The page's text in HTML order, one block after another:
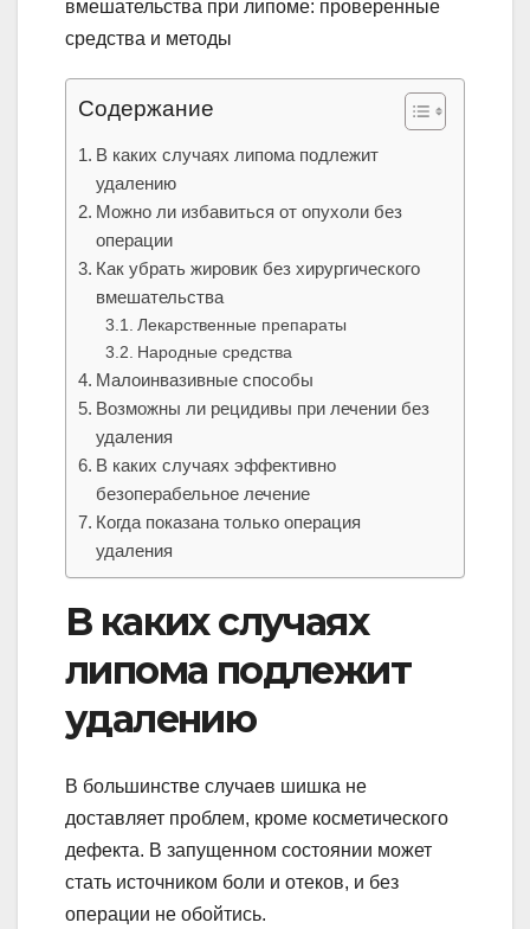
Содержание
В каких случаях липома подлежит
удалению
Можно ли избавиться от опухоли без
операции
Как убрать жировик без хирургического
вмешательства
Лекарственные препараты
Народные средства
Малоинвазивные способы
Возможны ли рецидивы при лечении без
удаления
В каких случаях эффективно
безоперабельное лечение
Когда показана только операция
удаления
В каких случаях
липома подлежит
удалению
В большинстве случаев шишка не
доставляет проблем, кроме косметического
дефекта. В запущенном состоянии может
стать источником боли и отеков, и без
операции не обойтись.